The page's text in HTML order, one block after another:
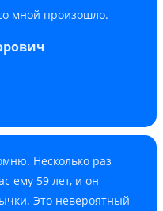
мной произошло.
Несколько раз
ему 59 лет, и он
Это невероятный